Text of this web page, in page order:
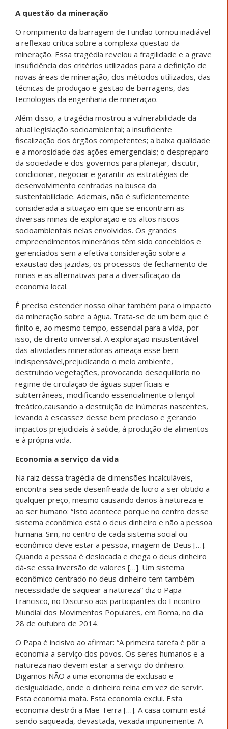
A questão da mineração
O rompimento da barragem de Fundão tornou inadiável
a reflexão crítica sobre a complexa questão da
mineração. Essa tragédia revelou a fragilidade e a grave
insuficiência dos critérios utilizados para a definição de
novas áreas de mineração, dos métodos utilizados, das
técnicas de produção e gestão de barragens, das
tecnologias da engenharia de mineração.
Além disso, a tragédia mostrou a vulnerabilidade da
atual legislação socioambiental; a insuficiente
fiscalização dos órgãos competentes; a baixa qualidade
e a morosidade das ações emergenciais; o despreparo
da sociedade e dos governos para planejar, discutir,
condicionar, negociar e garantir as estratégias de
desenvolvimento centradas na busca da
sustentabilidade. Ademais, não é suficientemente
considerada a situação em que se encontram as
diversas minas de exploração e os altos riscos
socioambientais nelas envolvidos. Os grandes
empreendimentos minerários têm sido concebidos e
gerenciados sem a efetiva consideração sobre a
exaustão das jazidas, os processos de fechamento de
minas e as alternativas para a diversificação da
economia local.
É preciso estender nosso olhar também para o impacto
da mineração sobre a água. Trata-se de um bem que é
finito e, ao mesmo tempo, essencial para a vida, por
isso, de direito universal. A exploração insustentável
das atividades mineradoras ameaça esse bem
indispensável,prejudicando o meio ambiente,
destruindo vegetações, provocando desequilíbrio no
regime de circulação de águas superficiais e
subterrâneas, modificando essencialmente o lençol
freático,causando a destruição de inúmeras nascentes,
levando à escassez desse bem precioso e gerando
impactos prejudiciais à saúde, à produção de alimentos
e à própria vida.
Economia a serviço da vida
Na raiz dessa tragédia de dimensões incalculáveis,
encontra-sea sede desenfreada de lucro a ser obtido a
qualquer preço, mesmo causando danos à natureza e
ao ser humano: “Isto acontece porque no centro desse
sistema econômico está o deus dinheiro e não a pessoa
humana. Sim, no centro de cada sistema social ou
econômico deve estar a pessoa, imagem de Deus […].
Quando a pessoa é deslocada e chega o deus dinheiro
dá-se essa inversão de valores […]. Um sistema
econômico centrado no deus dinheiro tem também
necessidade de saquear a natureza” diz o Papa
Francisco, no Discurso aos participantes do Encontro
Mundial dos Movimentos Populares, em Roma, no dia
28 de outubro de 2014.
O Papa é incisivo ao afirmar: “A primeira tarefa é pôr a
economia a serviço dos povos. Os seres humanos e a
natureza não devem estar a serviço do dinheiro.
Digamos NÃO a uma economia de exclusão e
desigualdade, onde o dinheiro reina em vez de servir.
Esta economia mata. Esta economia exclui. Esta
economia destrói a Mãe Terra […]. A casa comum está
sendo saqueada, devastada, vexada impunemente. A